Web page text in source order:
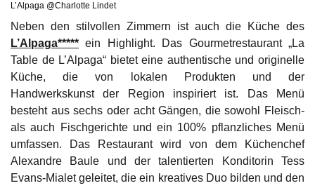
L’Alpaga @Charlotte Lindet
Neben den stilvollen Zimmern ist auch die Küche des
L’Alpaga***** ein Highlight. Das Gourmetrestaurant „La
Table de L’Alpaga“ bietet eine authentische und originelle
Küche, die von lokalen Produkten und der
Handwerkskunst der Region inspiriert ist. Das Menü
besteht aus sechs oder acht Gängen, die sowohl Fleisch-
als auch Fischgerichte und ein 100% pflanzliches Menü
umfassen. Das Restaurant wird von dem Küchenchef
Alexandre Baule und der talentierten Konditorin Tess
Evans-Mialet geleitet, die ein kreatives Duo bilden und den